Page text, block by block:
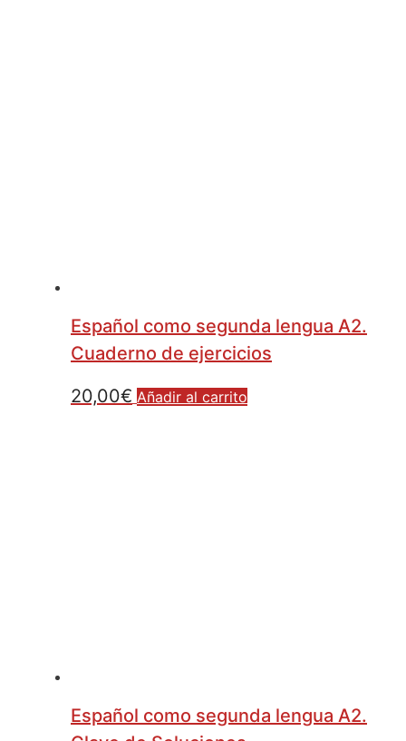
Español como segunda lengua A2.
Cuaderno de ejercicios
20,00€ Añadir al carrito
Español como segunda lengua A2.